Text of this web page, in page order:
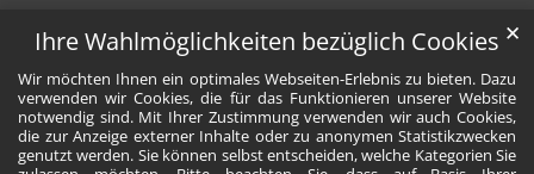
Ihre Wahlmöglichkeiten bezüglich Cookies
Wir möchten Ihnen ein optimales Webseiten-Erlebnis zu bieten. Dazu
verwenden wir Cookies, die für das Funktionieren unserer Website
notwendig sind. Mit Ihrer Zustimmung verwenden wir auch Cookies,
die zur Anzeige externer Inhalte oder zu anonymen Statistikzwecken
genutzt werden. Sie können selbst entscheiden, welche Kategorien Sie
✕